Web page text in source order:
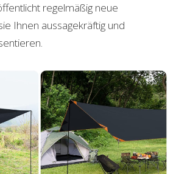
regelmäßig neue
Ihnen aussagekräftig und